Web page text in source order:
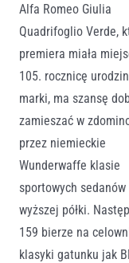
Alfa Romeo Giulia
Quadrifoglio Verde,
premiera miała
105. rocznicę
marki, ma szansę
zamieszać w
przez niemieckie
Wunderwaffe klasie
sportowych sedanów
wyższej półki.
159 bierze na
klasyki gatunku jak